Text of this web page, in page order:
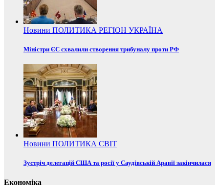
Новини ПОЛИТИКА РЕГІОН УКРАЇНА
Міністри ЄС схвалили створення трибуналу проти РФ
Новини ПОЛИТИКА СВІТ
Зустріч делегацій США та росії у Саудівській Аравії закінчилася
Економіка